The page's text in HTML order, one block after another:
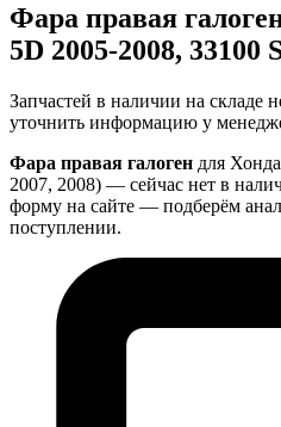
Фара правая
5D 2005-2008, 33100
Запчастей в наличии на складе
уточнить информацию у
Фара правая галоген для
2007, 2008) — сейчас нет в
форму на сайте — подберём
поступлении.